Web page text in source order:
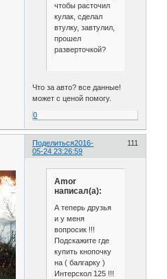
чтобы расточил
кулак, сделал
втулку, завтулил,
прошел
разверточкой?
Что за авто? все данные!
может с ценой помогу.
0
Поделиться 111
2016-
05-24 23:26:59
Amor
написал(а):
А теперь друзья
и у меня
вопросик !!!
Подскажите где
купить кнопочку
на ( балгарку )
Интерскол 125 !!!